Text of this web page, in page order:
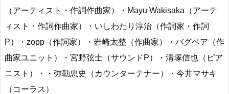
（アーティスト・作詞作曲家）・Mayu Wakisaka（アーテ
ィスト・作詞作曲家）・いしわたり淳治（作詞家・作詞
P）・zopp（作詞家）・岩崎太整（作曲家）・バグベア（作
曲家ユニット）・宮野弦士（サウンドP）・清塚信也（ピア
ニスト）・・弥勒忠史（カウンターテナー）・今井マサキ
（コーラス）